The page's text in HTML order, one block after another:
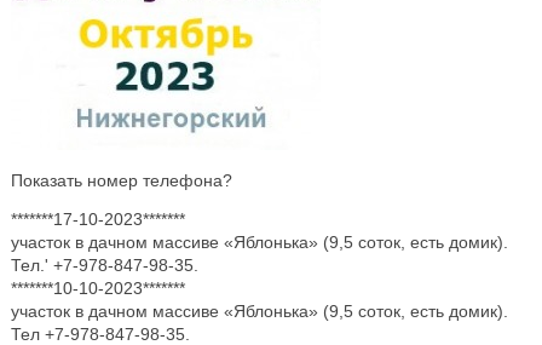
Показать номер телефона?
*******17-10-2023*******
участок в дачном массиве «Яблонька» (9,5 соток, есть домик).
Тел.' +7-978-847-98-35.
*******10-10-2023*******
участок в дачном массиве «Яблонька» (9,5 соток, есть домик).
Тел +7-978-847-98-35.